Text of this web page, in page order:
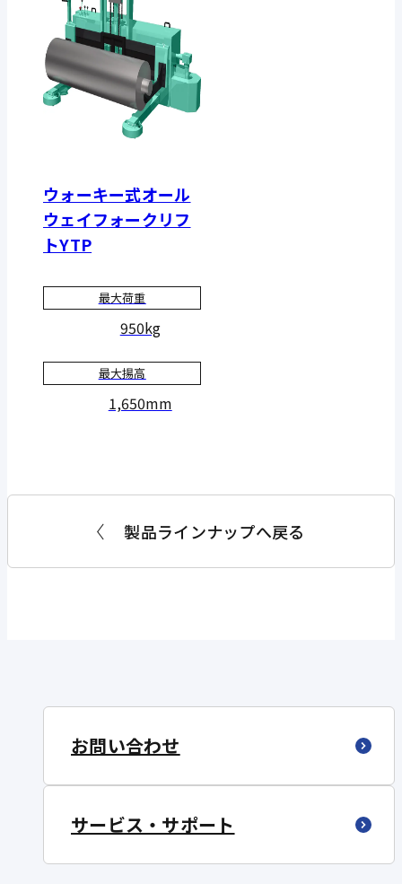
ウォーキー式オール
ウェイフォークリフ
トYTP
最大荷重
950kg
最大揚高
1,650mm
製品ラインナップへ戻る
お問い合わせ
サービス・サポート